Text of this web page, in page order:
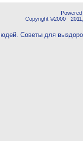
Copyright ©2000 -
Советы для